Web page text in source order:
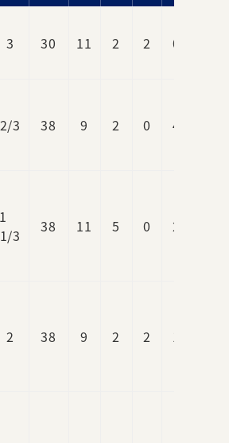
3 30 11 2 2 0
2/3 38 9 2 0 4
1
1/3
38 11 5 0 2
2 38 9 2 2